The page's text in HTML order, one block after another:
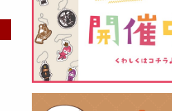
（2026年03月08日）